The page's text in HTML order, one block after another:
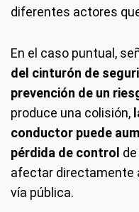
diferentes actores
En el caso puntual,
del cinturón de
prevención de un
produce una colisión,
conductor puede
pérdida de control
afectar directamente
vía pública.